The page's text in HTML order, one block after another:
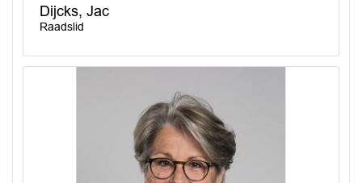
Dijcks, Jac
Raadslid